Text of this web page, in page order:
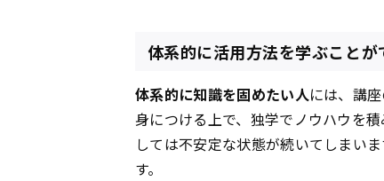
体系的に活用方法を学ぶことが
体系的に知識を固めたい人には、講座
身につける上で、独学でノウハウを
しては不安定な状態が続いてしまい
す。